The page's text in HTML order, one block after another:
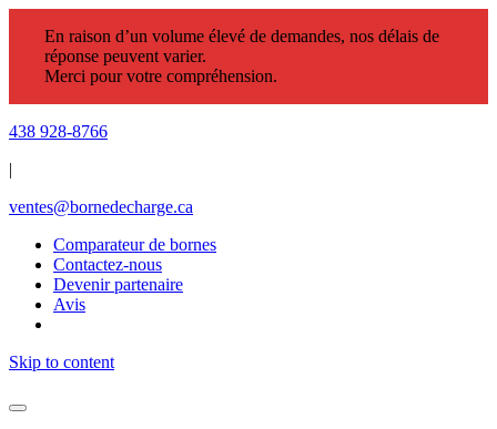
En raison d’un volume élevé de demandes, nos délais de
réponse peuvent varier.
Merci pour votre compréhension.
438 928-8766
|
ventes@bornedecharge.ca
Comparateur de bornes
Contactez-nous
Devenir partenaire
Avis
Skip to content